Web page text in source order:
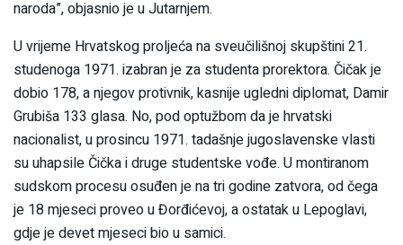
naroda”, objasnio je u Jutarnjem.
U vrijeme Hrvatskog proljeća na sveučilišnoj skupštini 21.
studenoga 1971. izabran je za studenta prorektora. Čičak je
dobio 178, a njegov protivnik, kasnije ugledni diplomat, Damir
Grubiša 133 glasa. No, pod optužbom da je hrvatski
nacionalist, u prosincu 1971. tadašnje jugoslavenske vlasti
su uhapsile Čička i druge studentske vođe. U montiranom
sudskom procesu osuđen je na tri godine zatvora, od čega
je 18 mjeseci proveo u Đorđićevoj, a ostatak u Lepoglavi,
gdje je devet mjeseci bio u samici.